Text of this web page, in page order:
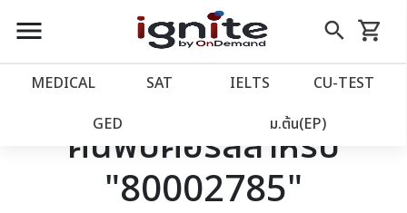
close
account_balance หน้าแรก
เว็บไซต์อิกไนท์
โปรโมชั่น
menu search
Skip
to
shopping_cart
รถเข็น
MEDICAL SAT IELTS CU‑TEST
GED ม.ต้น(EP)
ค้นพบคอร์สสำหรับ
"80002785"